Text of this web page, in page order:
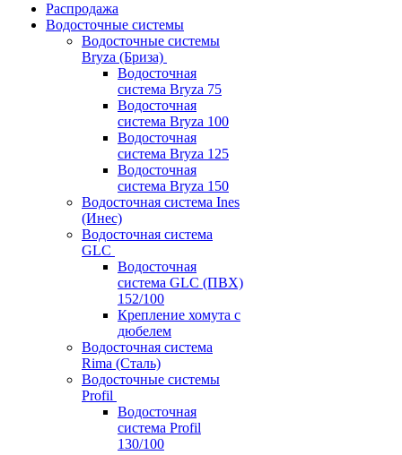
Распродажа
Водосточные системы
Водосточные системы
Bryza (Бриза)
Водосточная
система Bryza 75
Водосточная
система Bryza 100
Водосточная
система Bryza 125
Водосточная
система Bryza 150
Водосточная система Ines
(Инес)
Водосточная система
GLC
Водосточная
система GLC (ПВХ)
152/100
Крепление хомута с
дюбелем
Водосточная система
Rima (Сталь)
Водосточные системы
Profil
Водосточная
система Profil
130/100